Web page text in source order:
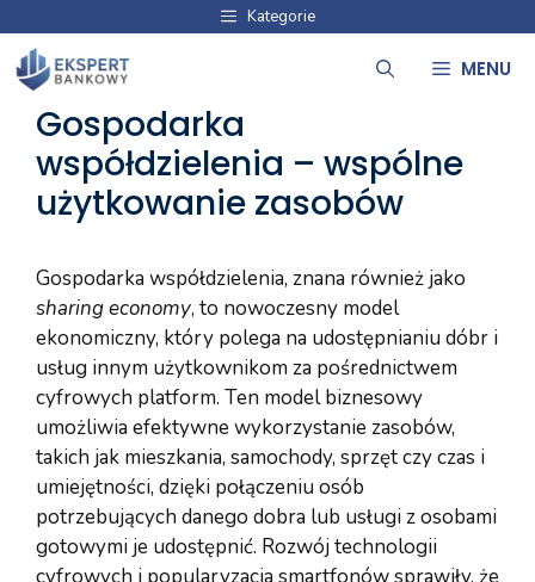
treści
Kategorie
MENU
Gospodarka
współdzielenia – wspólne
użytkowanie zasobów
Gospodarka współdzielenia, znana również jako
sharing economy, to nowoczesny model
ekonomiczny, który polega na udostępnianiu dóbr i
usług innym użytkownikom za pośrednictwem
cyfrowych platform. Ten model biznesowy
umożliwia efektywne wykorzystanie zasobów,
takich jak mieszkania, samochody, sprzęt czy czas i
umiejętności, dzięki połączeniu osób
potrzebujących danego dobra lub usługi z osobami
gotowymi je udostępnić. Rozwój technologii